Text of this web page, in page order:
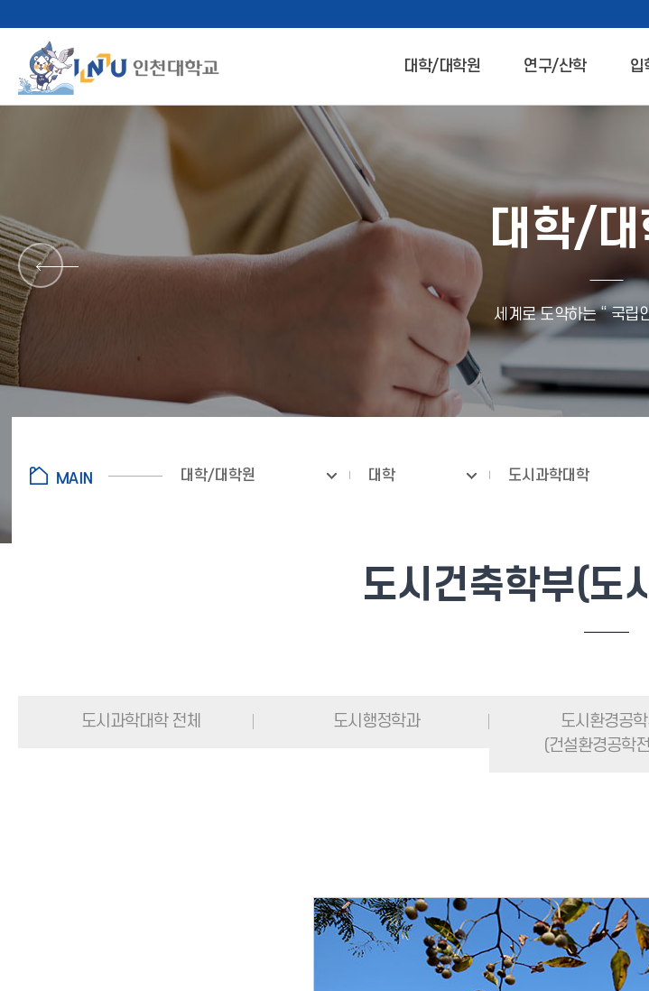
대학/대학원 연구/산학 입
대학/대
세계로 도약하는 “ 국립
대학/대학원 대학 도시과학대학
도시건축학부(도
도시과학대학 전체 도시행정학과
도시환경공
(건설환경공학